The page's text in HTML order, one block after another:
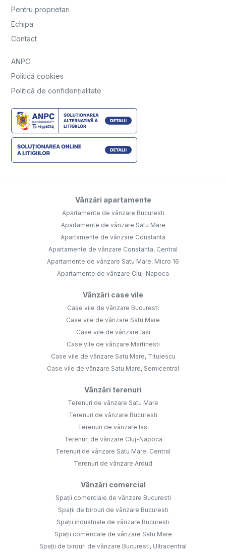
Pentru proprietari
Echipa
Contact
ANPC
Politică cookies
Politică de confidențialitate
Vânzări apartamente
Apartamente de vânzare Bucuresti
Apartamente de vânzare Satu Mare
Apartamente de vânzare Constanta
Apartamente de vânzare Constanta, Central
Apartamente de vânzare Satu Mare, Micro 16
Apartamente de vânzare Cluj-Napoca
Vânzări case vile
Case vile de vânzare Bucuresti
Case vile de vânzare Satu Mare
Case vile de vânzare Iasi
Case vile de vânzare Martinesti
Case vile de vânzare Satu Mare, Titulescu
Case vile de vânzare Satu Mare, Semicentral
Vânzări terenuri
Terenuri de vânzare Satu Mare
Terenuri de vânzare Bucuresti
Terenuri de vânzare Iasi
Terenuri de vânzare Cluj-Napoca
Terenuri de vânzare Satu Mare, Central
Terenuri de vânzare Ardud
Vânzări comercial
Spații comerciale de vânzare Bucuresti
Spații de birouri de vânzare Bucuresti
Spații industriale de vânzare Bucuresti
Spații comerciale de vânzare Satu Mare
Spații de birouri de vânzare Bucuresti, Ultracentral